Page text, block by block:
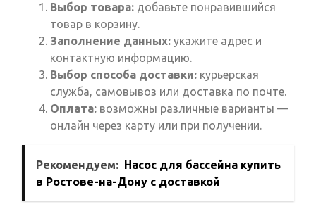
Выбор товара: добавьте понравившийся
товар в корзину.
Заполнение данных: укажите адрес и
контактную информацию.
Выбор способа доставки: курьерская
служба, самовывоз или доставка по почте.
Оплата: возможны различные варианты —
онлайн через карту или при получении.
Рекомендуем: Насос для бассейна купить
в Ростове-на-Дону с доставкой